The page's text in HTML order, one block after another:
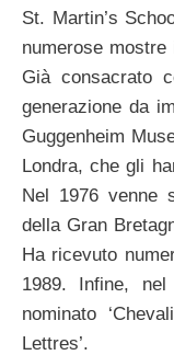
St. Martin’s
numerose
Già consacrato
generazione da
Guggenheim
Londra, che gli
Nel 1976 venne
della Gran
Ha ricevuto
1989. Infine,
nominato
Lettres’.